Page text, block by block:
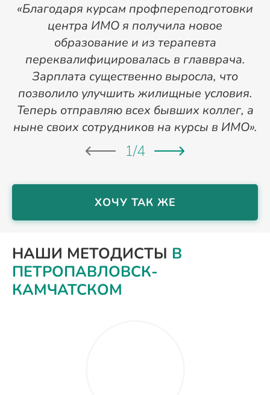
«Благодаря курсам профпереподготовки
центра ИМО я получила новое
образование и из терапевта
переквалифицировалась в главврача.
Зарплата существенно выросла, что
позволило улучшить жилищные условия.
Теперь отправляю всех бывших коллег, а
ныне своих сотрудников на курсы в ИМО».
1/4
ХОЧУ ТАК ЖЕ
НАШИ МЕТОДИСТЫ В
ПЕТРОПАВЛОВСК-
КАМЧАТСКОМ